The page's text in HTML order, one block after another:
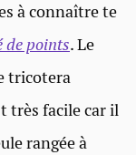
à connaître te
de points. Le
tricotera
très facile car il
rangée à